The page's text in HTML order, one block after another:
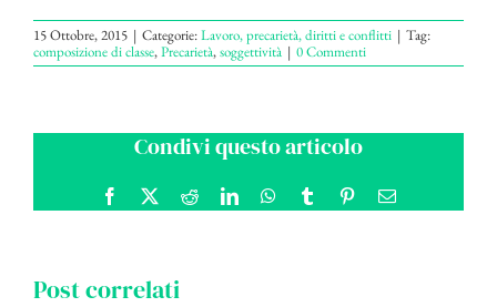
15 Ottobre, 2015 | Categorie:Lavoro, precarietà, diritti e conflitti | Tag:
composizione di classe,Precarietà,soggettività | 0 Commenti
Condivi questo articolo
Facebook RedditLinkedInWhatsApp
Tumblr PinterestEmail
Post correlati